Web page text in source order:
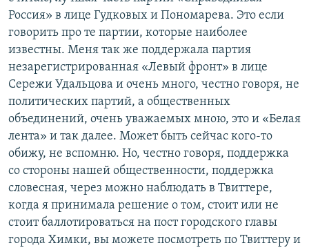
Россия» в лице Гудковых и Пономарева. Это если
говорить про те партии, которые наиболее
известны. Меня так же поддержала партия
незарегистрированная «Левый фронт» в лице
Сережи Удальцова и очень много, честно говоря, не
политических партий, а общественных
объединений, очень уважаемых мною, это и «Белая
лента» и так далее. Может быть сейчас кого-то
обижу, не вспомню. Но, честно говоря, поддержка
со стороны нашей общественности, поддержка
словесная, через можно наблюдать в Твиттере,
когда я принимала решение о том, стоит или не
стоит баллотироваться на пост городского главы
города Химки, вы можете посмотреть по Твиттеру и